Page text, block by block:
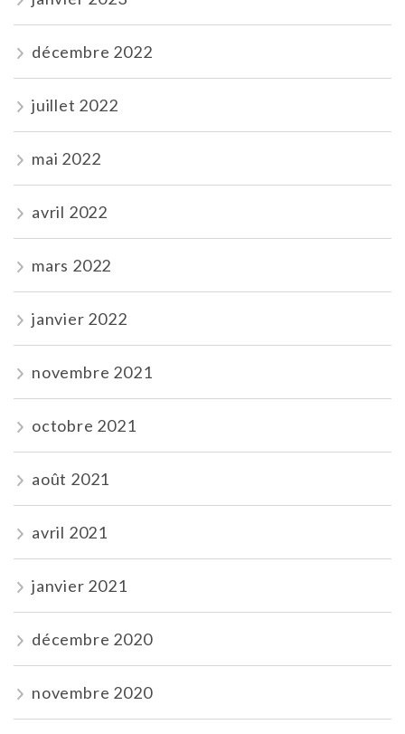
décembre 2022
juillet 2022
mai 2022
avril 2022
mars 2022
janvier 2022
novembre 2021
octobre 2021
août 2021
avril 2021
janvier 2021
décembre 2020
novembre 2020